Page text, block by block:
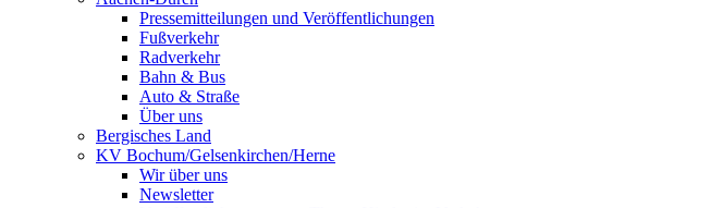
Pressemitteilungen und Veröffentlichungen
Fußverkehr
Radverkehr
Bahn & Bus
Auto & Straße
Über uns
Bergisches Land
KV Bochum/Gelsenkirchen/Herne
Wir über uns
Newsletter